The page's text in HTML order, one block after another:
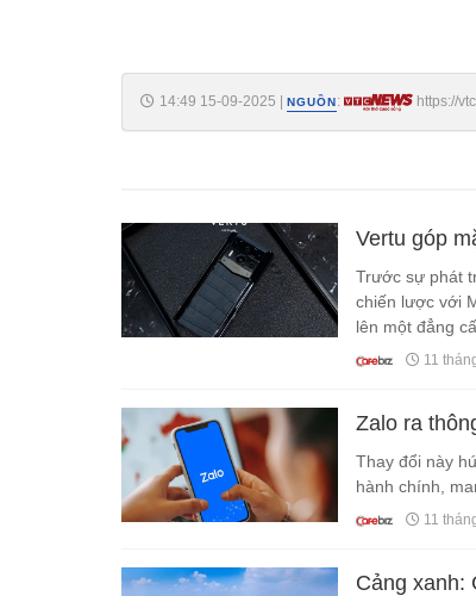
14:49 15-09-2025 | NGUỒN: https://
Vertu góp
Trước sự phát
chiến lược với
lên một đẳng
11
Zalo ra
Thay đổi này
hành chính,
11
Cảng xanh: